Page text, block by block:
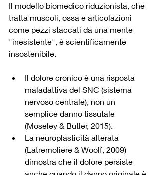
Il modello biomedico riduzionista, che
tratta muscoli, ossa e articolazioni
come pezzi staccati da una mente
"inesistente", è scientificamente
insostenibile.
Il dolore cronico è una risposta
maladattiva del SNC (sistema
nervoso centrale), non un
semplice danno tissutale
(Moseley & Butler, 2015).
La neuroplasticità alterata
(Latremoliere & Woolf, 2009)
dimostra che il dolore persiste
anche quando il danno originale è